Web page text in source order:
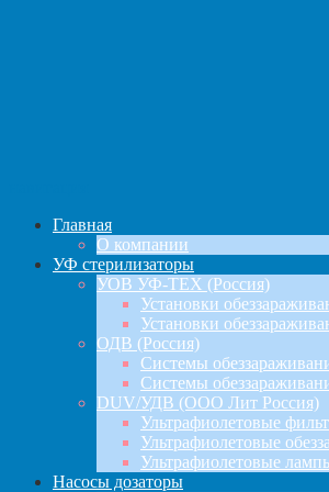
Главная
О компании
УФ стерилизаторы
УОВ УФ-ТЕХ (Россия)
Установки
Установки
ОДВ (Россия)
Системы
Системы
DUV/УДВ (ООО Лит Россия)
Ультрафиолетовые
Ультрафиолетовые
Ультрафиолетовые
Насосы дозаторы